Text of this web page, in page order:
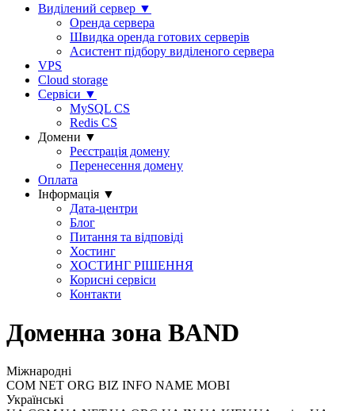
Виділений сервер ▼
Оренда сервера
Швидка оренда готових серверів
Асистент підбору виділеного сервера
VPS
Cloud storage
Сервіси ▼
MySQL CS
Redis CS
Домени ▼
Реєстрація домену
Перенесення домену
Оплата
Інформація ▼
Дата-центри
Блог
Питання та відповіді
Хостинг
ХОСТИНГ РІШЕННЯ
Корисні сервіси
Контакти
Доменна зона BAND
Міжнародні
COM NET ORG BIZ INFO NAME MOBI
Українські